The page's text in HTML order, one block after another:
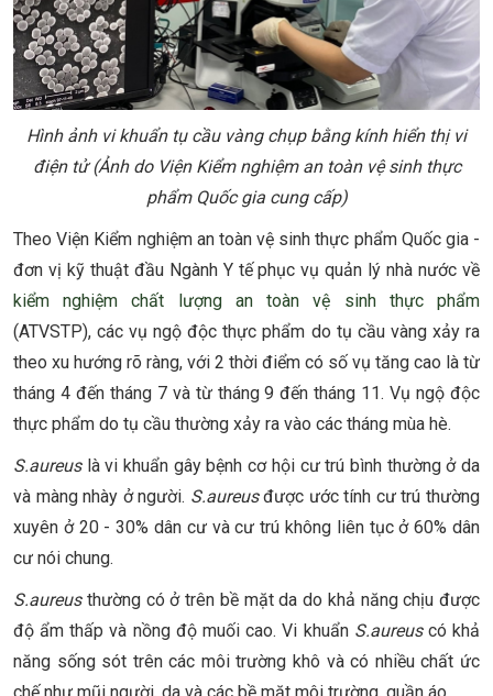
Hình ảnh vi khuẩn tụ cầu vàng chụp bằng kính hiển thị vi
điện tử (Ảnh do Viện Kiểm nghiệm an toàn vệ sinh thực
phẩm Quốc gia cung cấp)
Theo Viện Kiểm nghiệm an toàn vệ sinh thực phẩm Quốc gia -
đơn vị kỹ thuật đầu Ngành Y tế phục vụ quản lý nhà nước về
kiểm nghiệm chất lượng an toàn vệ sinh thực phẩm
(ATVSTP), các vụ ngộ độc thực phẩm do tụ cầu vàng xảy ra
theo xu hướng rõ ràng, với 2 thời điểm có số vụ tăng cao là từ
tháng 4 đến tháng 7 và từ tháng 9 đến tháng 11. Vụ ngộ độc
thực phẩm do tụ cầu thường xảy ra vào các tháng mùa hè.
S.aureuslà vi khuẩn gây bệnh cơ hội cư trú bình thường ở da
và màng nhày ở người. S.aureusđược ước tính cư trú thường
xuyên ở 20 - 30% dân cư và cư trú không liên tục ở 60% dân
cư nói chung.
S.aureusthường có ở trên bề mặt da do khả năng chịu được
độ ẩm thấp và nồng độ muối cao. Vi khuẩn S.aureuscó khả
năng sống sót trên các môi trường khô và có nhiều chất ức